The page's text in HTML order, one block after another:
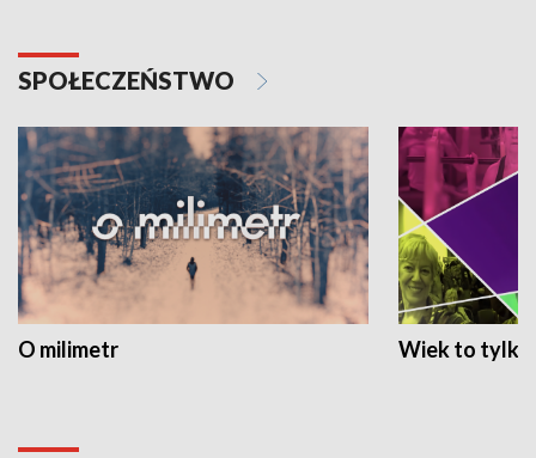
SPOŁECZEŃSTWO
O milimetr Wiek to tylko